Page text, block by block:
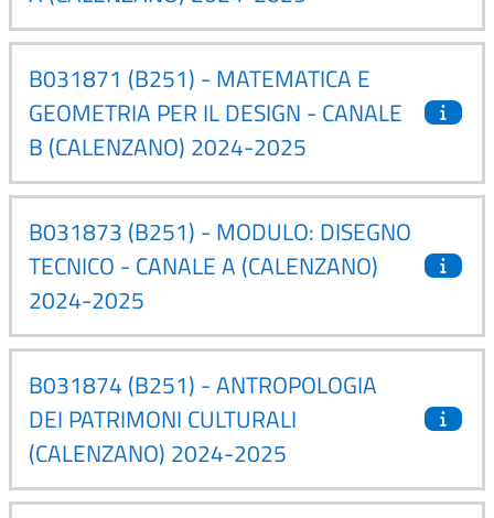
B031871 (B251) - MATEMATICA E
GEOMETRIA PER IL DESIGN - CANALE
B (CALENZANO) 2024-2025
B031873 (B251) - MODULO: DISEGNO
TECNICO - CANALE A (CALENZANO)
2024-2025
B031874 (B251) - ANTROPOLOGIA
DEI PATRIMONI CULTURALI
(CALENZANO) 2024-2025